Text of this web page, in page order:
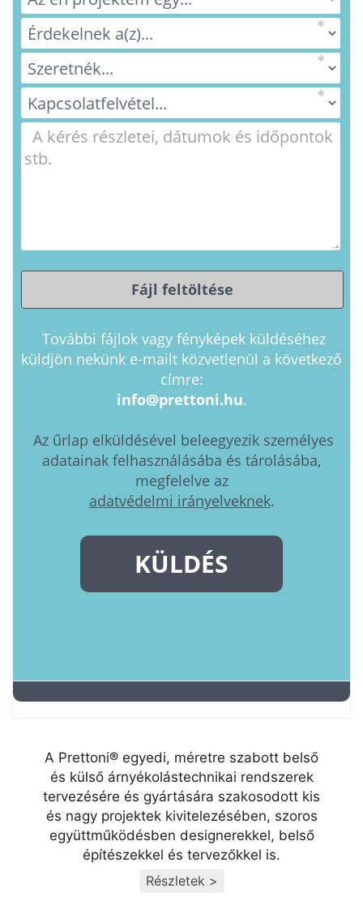
A Prettoni® egyedi, méretre szabott belső
és külső árnyékolástechnikai rendszerek
tervezésére és gyártására szakosodott kis
és nagy projektek kivitelezésében, szoros
együttműködésben designerekkel, belső
építészekkel és tervezőkkel is.
Részletek >